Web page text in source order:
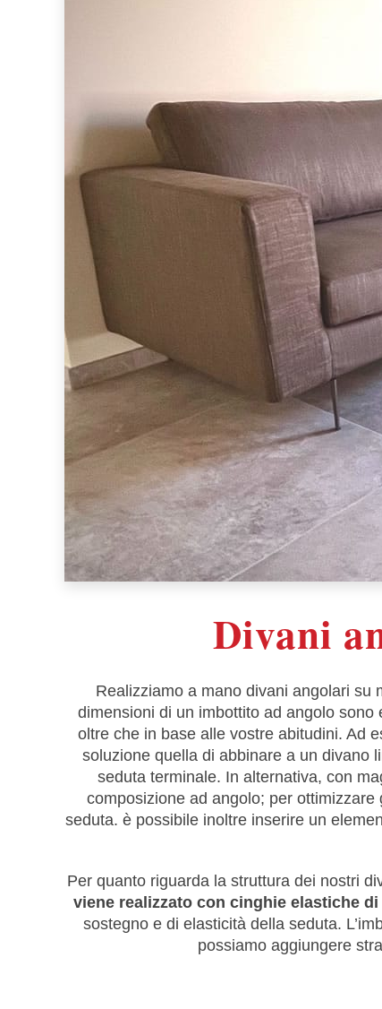
Divani
Realizziamo a mano divani angolari su
dimensioni di un imbottito ad angolo
oltre che in base alle vostre abitudini. Ad
soluzione quella di abbinare a un divano
seduta terminale. In alternativa, con
composizione ad angolo; per
seduta. è possibile inoltre inserire un
Per quanto riguarda la struttura dei nostri
viene realizzato con cinghie elastiche
sostegno e di elasticità della seduta.
possiamo aggiungere